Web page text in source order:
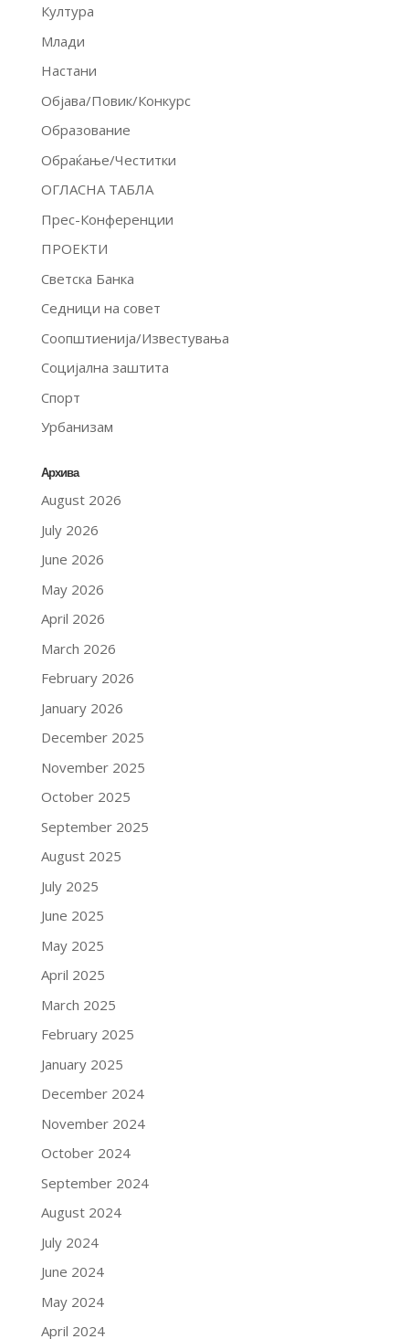
Култура
Млади
Настани
Објава/Повик/Конкурс
Образование
Обраќање/Честитки
ОГЛАСНА ТАБЛА
Прес-Конференции
ПРОЕКТИ
Светска Банка
Седници на совет
Соопштиенија/Известувања
Социјална заштита
Спорт
Урбанизам
Архива
August 2026
July 2026
June 2026
May 2026
April 2026
March 2026
February 2026
January 2026
December 2025
November 2025
October 2025
September 2025
August 2025
July 2025
June 2025
May 2025
April 2025
March 2025
February 2025
January 2025
December 2024
November 2024
October 2024
September 2024
August 2024
July 2024
June 2024
May 2024
April 2024